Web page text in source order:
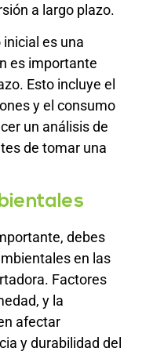
a largo plazo.
es una
es importante
Esto incluye el
y el consumo
un análisis de
de tomar una
debes
en las
Factores
y la
afectar
y durabilidad del